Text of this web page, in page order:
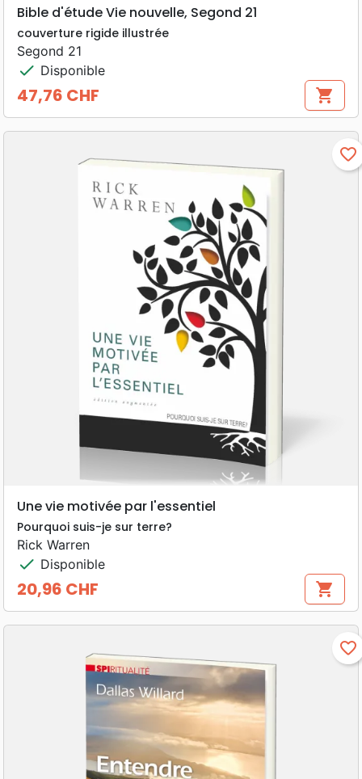
Bible d'étude Vie nouvelle, Segond 21
couverture rigide illustrée
Segond 21
check Disponible
Prix
47,76 CHF shopping_cart
favorite_border
Une vie motivée par l'essentiel
Pourquoi suis-je sur terre?
Rick Warren
check Disponible
Prix
20,96 CHF shopping_cart
favorite_border